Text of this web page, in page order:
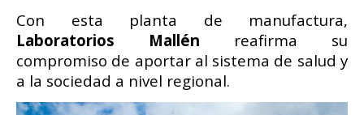
Con esta planta de manufactura,
Laboratorios Mallén reafirma su
compromiso de aportar al sistema de salud y
a la sociedad a nivel regional.